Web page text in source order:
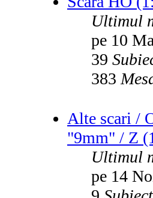
Ultimul
pe 10
39
383
Alte scari /
"9mm" / Z
Ultimul
pe 14